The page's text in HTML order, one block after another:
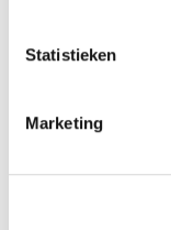
Statistieken
Marketing
Merk